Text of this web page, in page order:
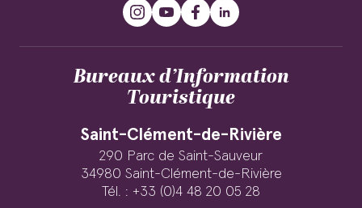
Bureaux d’Information
Touristique
Saint-Clément-de-Rivière
290 Parc de Saint-Sauveur
34980 Saint-Clément-de-Rivière
Tél. : +33 (0)4 48 20 05 28